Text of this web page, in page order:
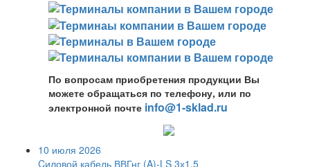
По вопросам приобретения продукции Вы
можете обращаться по телефону, или по
электронной почте info@1-sklad.ru
10 июля 2026
Cиловой кабель ВВГнг (A)-LS 3х1,5